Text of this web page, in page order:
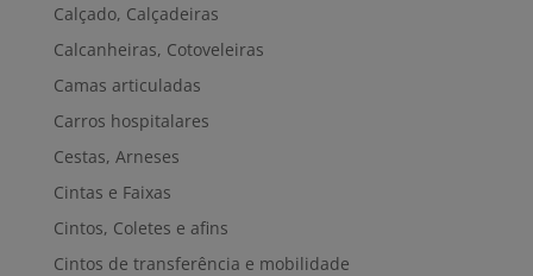
Calçado, Calçadeiras
Calcanheiras, Cotoveleiras
Camas articuladas
Carros hospitalares
Cestas, Arneses
Cintas e Faixas
Cintos, Coletes e afins
Cintos de transferência e mobilidade